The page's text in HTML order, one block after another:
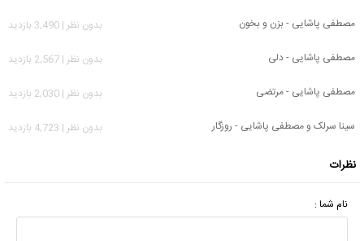
مصطفی پاشایی - بزن و بخون
بدون نظر | 3,490 بازدید
مصطفی پاشایی - دلی
بدون نظر | 2,567 بازدید
مصطفی پاشایی - مرتضی
بدون نظر | 2,030 بازدید
سینا سرلک و مصطفی پاشایی - روزگار
بدون نظر | 4,723 بازدید
نظرات
نام شما :